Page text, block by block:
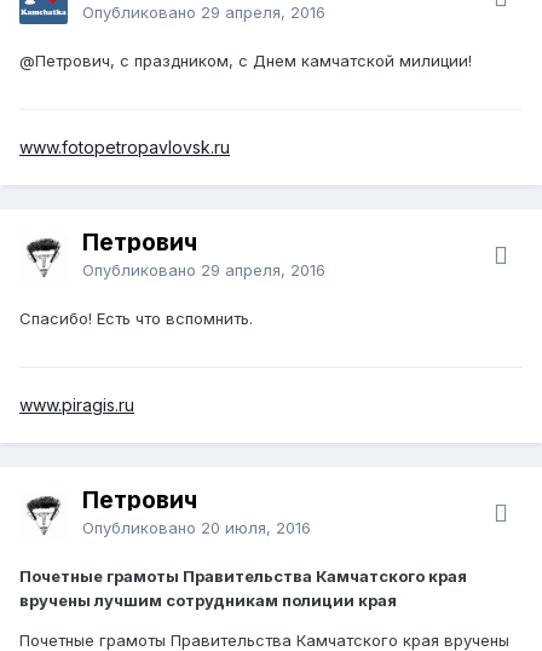
Опубликовано 29 апреля, 2016
@Петрович, с праздником, с Днем камчатской милиции!
www.fotopetropavlovsk.ru
Петрович
Опубликовано 29 апреля, 2016
Спасибо! Есть что вспомнить.
www.piragis.ru
Петрович
Опубликовано 20 июля, 2016
Почетные грамоты Правительства Камчатского края
вручены лучшим сотрудникам полиции края
Почетные грамоты Правительства Камчатского края вручены